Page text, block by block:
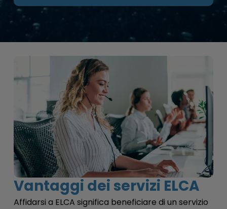
Vantaggi dei servizi ELCA
Affidarsi a ELCA significa beneficiare di un servizio